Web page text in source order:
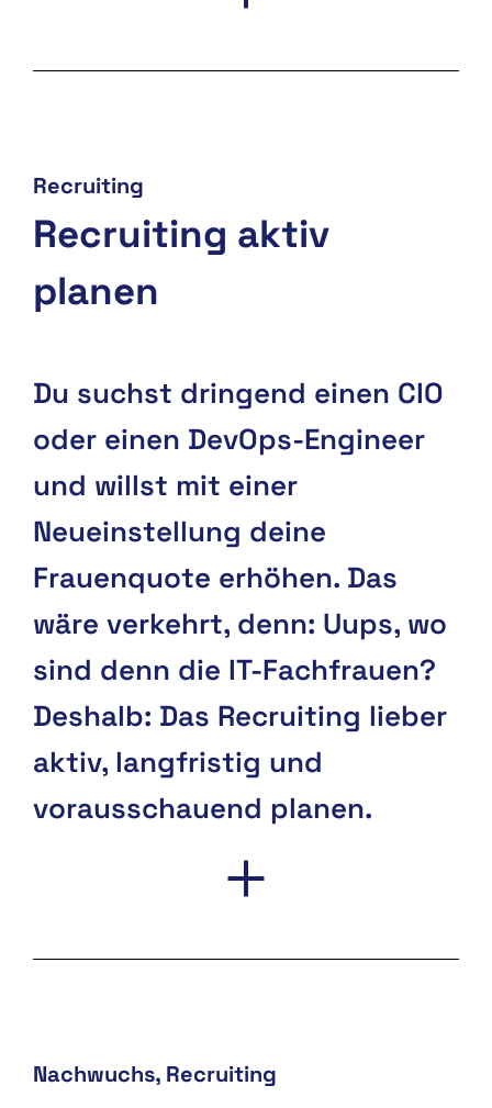
Recruiting
Recruiting aktiv
planen
Du suchst dringend einen CIO
oder einen DevOps-Engineer
und willst mit einer
Neueinstellung deine
Frauenquote erhöhen. Das
wäre verkehrt, denn: Uups, wo
sind denn die IT-Fachfrauen?
Deshalb: Das Recruiting lieber
aktiv, langfristig und
vorausschauend planen.
Nachwuchs Recruiting